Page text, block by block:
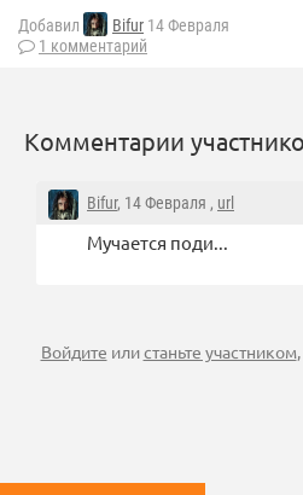
Добавил Bifur 14 Февраля
1 комментарий
Комментарии
Bifur, 14 Февраля , url
Мучается поди...
Войдите илистаньте участником